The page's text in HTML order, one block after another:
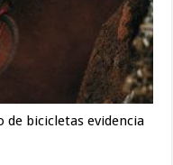
de bicicletas evidencia